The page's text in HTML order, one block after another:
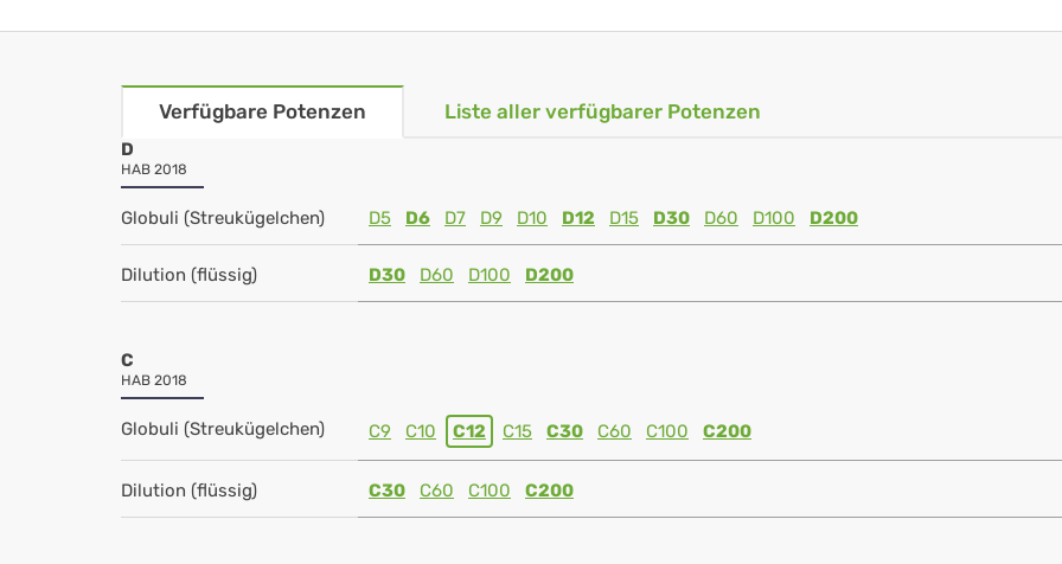
Verfügbare Potenzen Liste aller verfügbarer Potenzen
D
HAB 2018
Globuli (Streukügelchen) D5 D6 D7 D9 D10 D12 D15 D30 D60 D100 D200
Dilution (flüssig) D30 D60 D100 D200
C
HAB 2018
Globuli (Streukügelchen) C9 C10 C12 C15 C30 C60 C100 C200
Dilution (flüssig) C30 C60 C100 C200